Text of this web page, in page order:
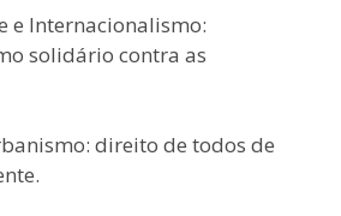
e Internacionalismo:
solidário contra as
direito de todos de